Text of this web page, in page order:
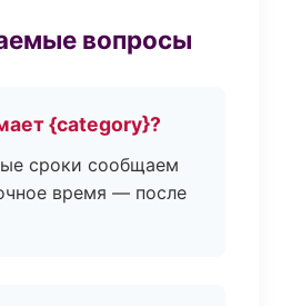
вопросы
{category}?
сроки сообщаем
время — после